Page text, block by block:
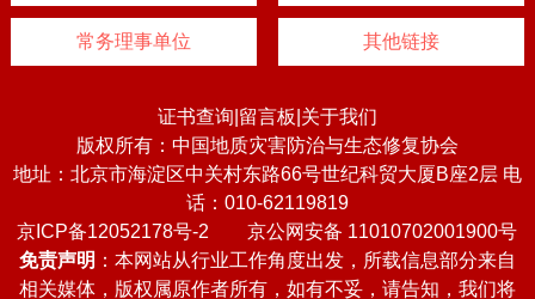
常务理事单位 其他链接
证书查询 留言板 关于我们
版权所有：中国地质灾害防治与生态修复协会
地址：北京市海淀区中关村东路66号世纪科贸大厦B座2层 电
话：010-62119819
京ICP备12052178号-2
京公网安备 11010702001900号
免责声明 ：本网站从行业工作角度出发，所载信息部分来自
相关媒体，版权属原作者所有，如有不妥，请告知，我们将